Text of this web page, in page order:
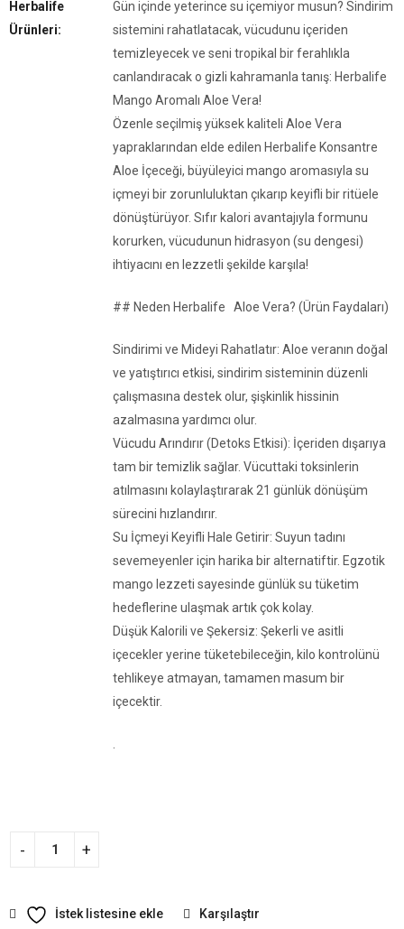
Herbalife
Ürünleri:
Gün içinde yeterince su içemiyor musun? Sindirim
sistemini rahatlatacak, vücudunu içeriden
temizleyecek ve seni tropikal bir ferahlıkla
canlandıracak o gizli kahramanla tanış: Herbalife
Mango Aromalı Aloe Vera!
Özenle seçilmiş yüksek kaliteli Aloe Vera
yapraklarından elde edilen Herbalife Konsantre
Aloe İçeceği, büyüleyici mango aromasıyla su
içmeyi bir zorunluluktan çıkarıp keyifli bir ritüele
dönüştürüyor. Sıfır kalori avantajıyla formunu
korurken, vücudunun hidrasyon (su dengesi)
ihtiyacını en lezzetli şekilde karşıla!
## Neden Herbalife Aloe Vera? (Ürün Faydaları)
Sindirimi ve Mideyi Rahatlatır: Aloe veranın doğal
ve yatıştırıcı etkisi, sindirim sisteminin düzenli
çalışmasına destek olur, şişkinlik hissinin
azalmasına yardımcı olur.
Vücudu Arındırır (Detoks Etkisi): İçeriden dışarıya
tam bir temizlik sağlar. Vücuttaki toksinlerin
atılmasını kolaylaştırarak 21 günlük dönüşüm
sürecini hızlandırır.
Su İçmeyi Keyifli Hale Getirir: Suyun tadını
sevemeyenler için harika bir alternatiftir. Egzotik
mango lezzeti sayesinde günlük su tüketim
hedeflerine ulaşmak artık çok kolay.
Düşük Kalorili ve Şekersiz: Şekerli ve asitli
içecekler yerine tüketebileceğin, kilo kontrolünü
tehlikeye atmayan, tamamen masum bir
içecektir.
İstek listesine ekle Karşılaştır